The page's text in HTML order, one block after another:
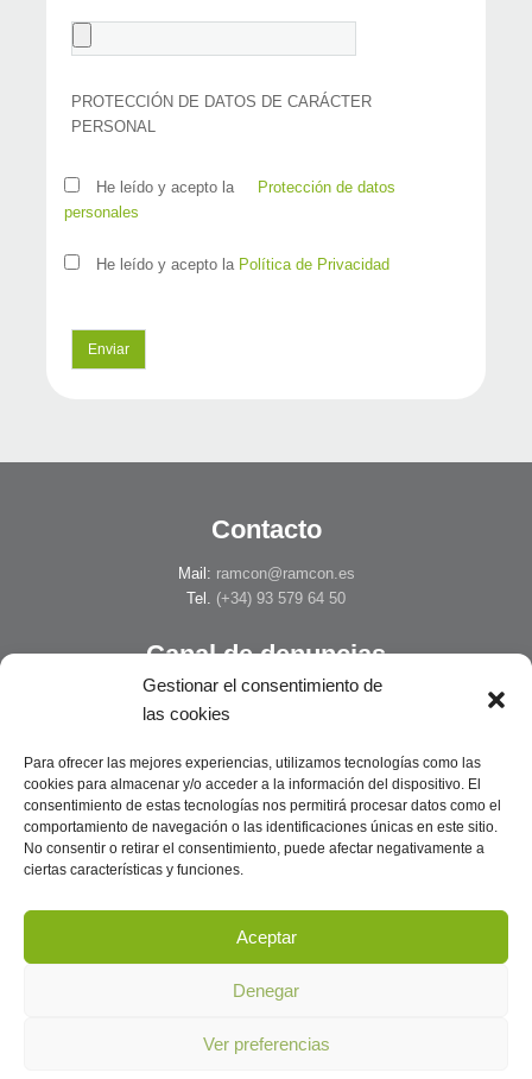
Gestionar el consentimiento de
las cookies
Para ofrecer las mejores experiencias, utilizamos tecnologías como las
cookies para almacenar y/o acceder a la información del dispositivo. El
consentimiento de estas tecnologías nos permitirá procesar datos como el
comportamiento de navegación o las identificaciones únicas en este sitio.
No consentir o retirar el consentimiento, puede afectar negativamente a
ciertas características y funciones.
Aceptar
Denegar
Ver preferencias
PROTECCIÓN DE DATOS DE CARÁCTER
PERSONAL
He leído y acepto la
Protección de datos
personales
He leído y acepto la Política de Privacidad
Contacto
Mail: ramcon@ramcon.es
Tel. (+34) 93 579 64 50
Canal de denuncias
protección del informante.
Acceder
Bolsa de Empleo
Estas interesado en trabajar con nosotros?
Formulario